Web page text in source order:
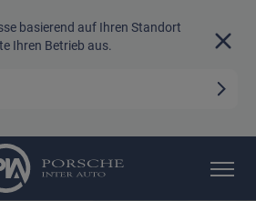
basierend auf Ihren Standort
Ihren Betrieb aus.